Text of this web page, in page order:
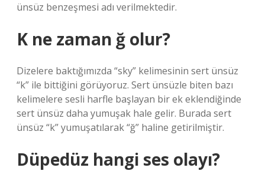
ünsüz benzeşmesi adı verilmektedir.
K ne zaman ğ olur?
Dizelere baktığımızda “sky” kelimesinin sert ünsüz
“k” ile bittiğini görüyoruz. Sert ünsüzle biten bazı
kelimelere sesli harfle başlayan bir ek eklendiğinde
sert ünsüz daha yumuşak hale gelir. Burada sert
ünsüz “k” yumuşatılarak “ğ” haline getirilmiştir.
Düpedüz hangi ses olayı?